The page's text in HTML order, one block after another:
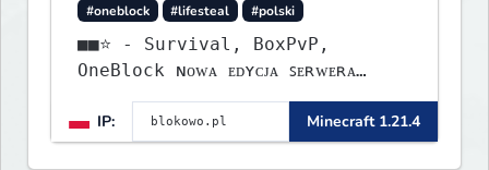
#oneblock
#lifesteal #polski
■■⭐ - Survival, BoxPvP,
OneBlock ɴᴏᴡᴀ ᴇᴅʏᴄᴊᴀ ꜱᴇʀᴡᴇʀᴀ
IP:
Minecraft 1.21.4